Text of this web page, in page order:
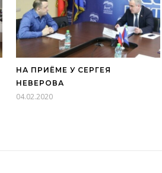
НА ПРИЁМЕ У СЕРГЕЯ
НЕВЕРОВА
04.02.2020